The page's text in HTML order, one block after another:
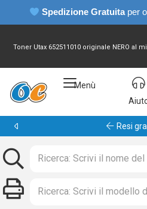
Spedizione Gratuita per
Toner Utax 652511010 originale NERO al
Menù
Garanzia